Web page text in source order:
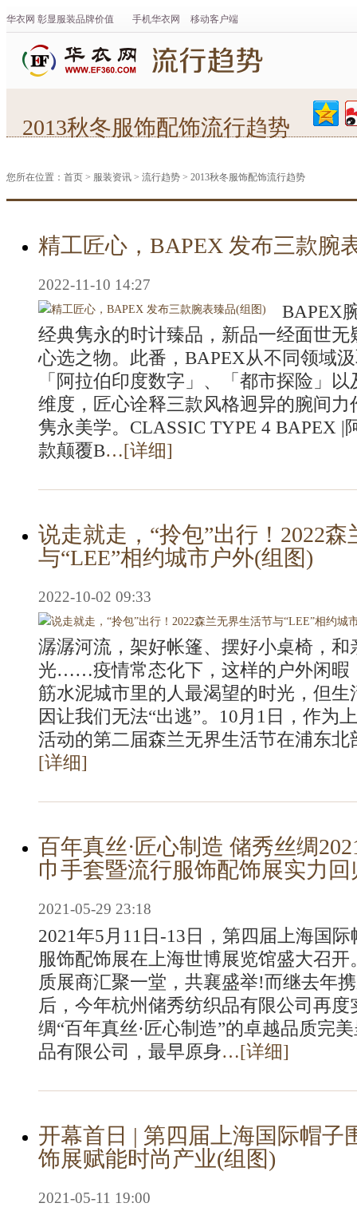
华衣网 彰显服装品牌价值 手机华衣网 移动客户端
2013秋冬服饰配饰流行趋势
您所在位置： 首页 > 服装资讯 > 流行趋势 > 2013秋冬服饰配饰流行趋势
精工匠心，BAPEX 发布三款腕
2022-11-10 14:27
BAPEX
经典隽永的时计臻品，新品一经面世
心选之物。此番，BAPEX从不同领域
「阿拉伯印度数字」、「都市探险」
维度，匠心诠释三款风格迥异的腕间
隽永美学。CLASSIC TYPE 4 BAPEX |
款颠覆B…[详细]
说走就走，“拎包”出行！2022
与“LEE”相约城市户外(组图)
2022-10-02 09:33
潺潺河流，架好帐篷、摆好小桌椅，
光……疫情常态化下，这样的户外闲暇
筋水泥城市里的人最渴望的时光，但
因让我们无法“出逃”。10月1日，作为
活动的第二届森兰无界生活节在浦东北
[详细]
百年真丝·匠心制造 储秀丝绸
巾手套暨流行服饰配饰展实力回
2021-05-29 23:18
2021年5月11日-13日，第四届上海国
服饰配饰展在上海世博展览馆盛大召
质展商汇聚一堂，共襄盛举!而继去年
后，今年杭州储秀纺织品有限公司再
绸“百年真丝·匠心制造”的卓越品质完
品有限公司，最早原身…[详细]
开幕首日 | 第四届上海国际帽子
饰展赋能时尚产业(组图)
2021-05-11 19:00